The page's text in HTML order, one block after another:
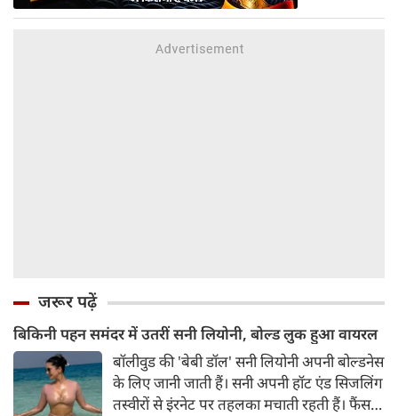
जरूर पढ़ें
बिकिनी पहन समंदर में उतरीं सनी लियोनी, बोल्ड लुक हुआ वायरल
बॉलीवुड की 'बेबी डॉल' सनी लियोनी अपनी बोल्डनेस
के लिए जानी जाती हैं। सनी अपनी हॉट एंड सिजलिंग
तस्वीरों से इंरनेट पर तहलका मचाती रहती हैं। फैंस